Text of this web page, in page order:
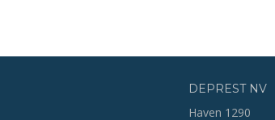
DEPREST NV
Haven 1290